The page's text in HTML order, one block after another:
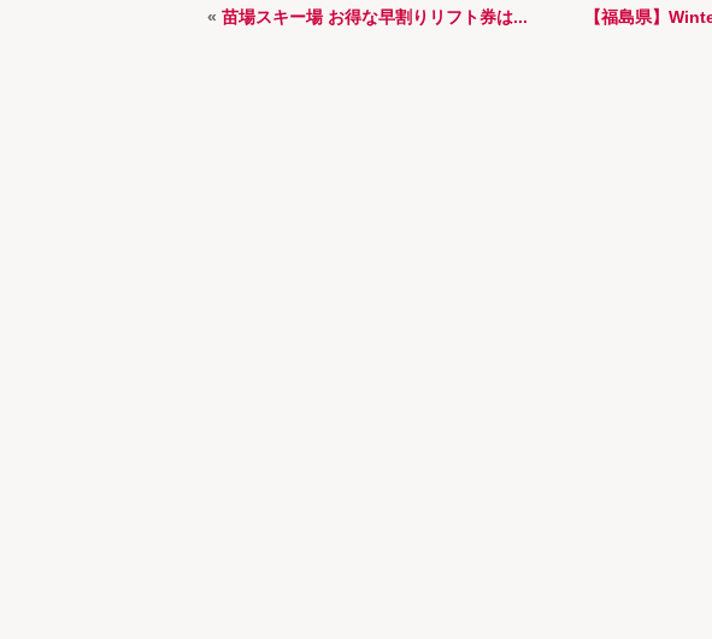
« 苗場スキー場 お得な早割りリフト券は... 【福島県】